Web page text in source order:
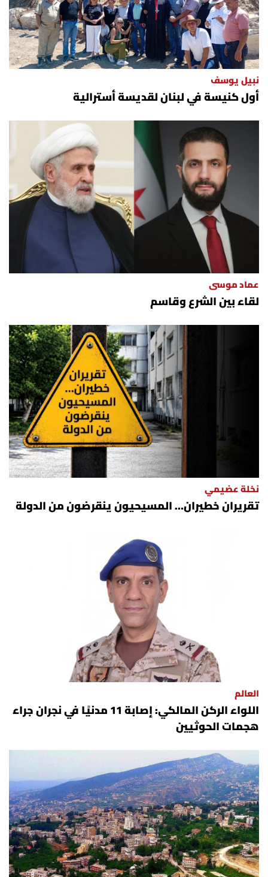
نبيل يوسف
أول كنيسة في لبنان لقديسة أسترالية
عماد موسى
لقاء بين الشرع وقاسم
نخلة عضيمي
تقريران خطيران… المسيحيون ينقرضون من الدولة
العالم
اللواء الركن المالكي: إصابة 11 مدنيًا في نجران جراء
هجمات الحوثيين